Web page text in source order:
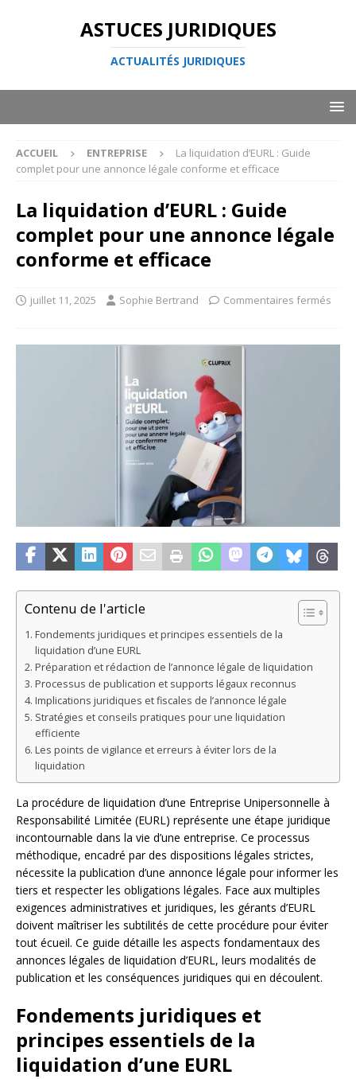
ASTUCES JURIDIQUES
ACTUALITÉS JURIDIQUES
ACCUEIL ENTREPRISE
La liquidation d’EURL : Guide
complet pour une annonce légale conforme et efficace
La liquidation d’EURL : Guide
complet pour une annonce légale
conforme et efficace
juillet 11, 2025 Sophie Bertrand Commentaires fermés
Contenu de l'article
Fondements juridiques et principes essentiels de la
liquidation d’une EURL
Préparation et rédaction de l’annonce légale de liquidation
Processus de publication et supports légaux reconnus
Implications juridiques et fiscales de l’annonce légale
Stratégies et conseils pratiques pour une liquidation
efficiente
Les points de vigilance et erreurs à éviter lors de la
liquidation
La procédure de liquidation d’une Entreprise Unipersonnelle à
Responsabilité Limitée (EURL) représente une étape juridique
incontournable dans la vie d’une entreprise. Ce processus
méthodique, encadré par des dispositions légales strictes,
nécessite la publication d’une annonce légale pour informer les
tiers et respecter les obligations légales. Face aux multiples
exigences administratives et juridiques, les gérants d’EURL
doivent maîtriser les subtilités de cette procédure pour éviter
tout écueil. Ce guide détaille les aspects fondamentaux des
annonces légales de liquidation d’EURL, leurs modalités de
publication et les conséquences juridiques qui en découlent.
Fondements juridiques et
principes essentiels de la
liquidation d’une EURL